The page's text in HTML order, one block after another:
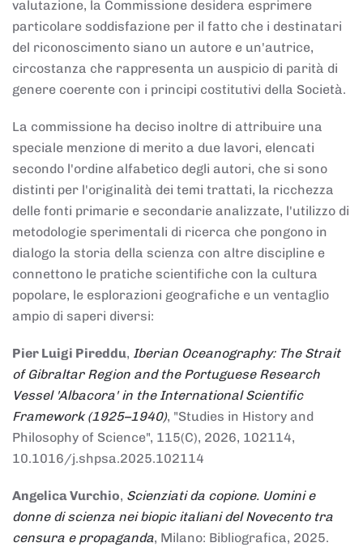
valutazione, la Commissione desidera esprimere
particolare soddisfazione per il fatto che i destinatari
del riconoscimento siano un autore e un'autrice,
circostanza che rappresenta un auspicio di parità di
genere coerente con i principi costitutivi della Società.
La commissione ha deciso inoltre di attribuire una
speciale menzione di merito a due lavori, elencati
secondo l'ordine alfabetico degli autori, che si sono
distinti per l'originalità dei temi trattati, la ricchezza
delle fonti primarie e secondarie analizzate, l'utilizzo di
metodologie sperimentali di ricerca che pongono in
dialogo la storia della scienza con altre discipline e
connettono le pratiche scientifiche con la cultura
popolare, le esplorazioni geografiche e un ventaglio
ampio di saperi diversi:
Pier Luigi Pireddu, Iberian Oceanography: The Strait
of Gibraltar Region and the Portuguese Research
Vessel 'Albacora' in the International Scientific
Framework (1925–1940), "Studies in History and
Philosophy of Science", 115(C), 2026, 102114,
10.1016/j.shpsa.2025.102114
Angelica Vurchio, Scienziati da copione. Uomini e
donne di scienza nei biopic italiani del Novecento tra
censura e propaganda, Milano: Bibliografica, 2025.